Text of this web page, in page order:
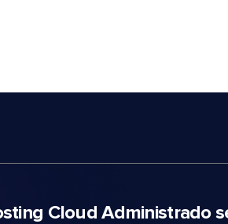
Cloud Administrado